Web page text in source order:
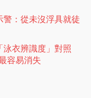
：從未沒浮具就徒
衣辨識度」對照
容易消失